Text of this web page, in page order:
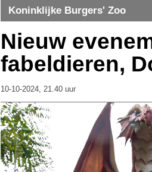
Koninklijke Burgers' Zoo
Nieuw
fabeldieren,
10-10-2024, 21.40 uur